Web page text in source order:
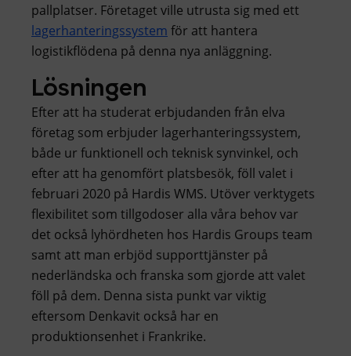
pallplatser. Företaget ville utrusta sig med ett
lagerhanteringssystem för att hantera
logistikflödena på denna nya anläggning.
Lösningen
Efter att ha studerat erbjudanden från elva
företag som erbjuder lagerhanteringssystem,
både ur funktionell och teknisk synvinkel, och
efter att ha genomfört platsbesök, föll valet i
februari 2020 på Hardis WMS. Utöver verktygets
flexibilitet som tillgodoser alla våra behov var
det också lyhördheten hos Hardis Groups team
samt att man erbjöd supporttjänster på
nederländska och franska som gjorde att valet
föll på dem. Denna sista punkt var viktig
eftersom Denkavit också har en
produktionsenhet i Frankrike.